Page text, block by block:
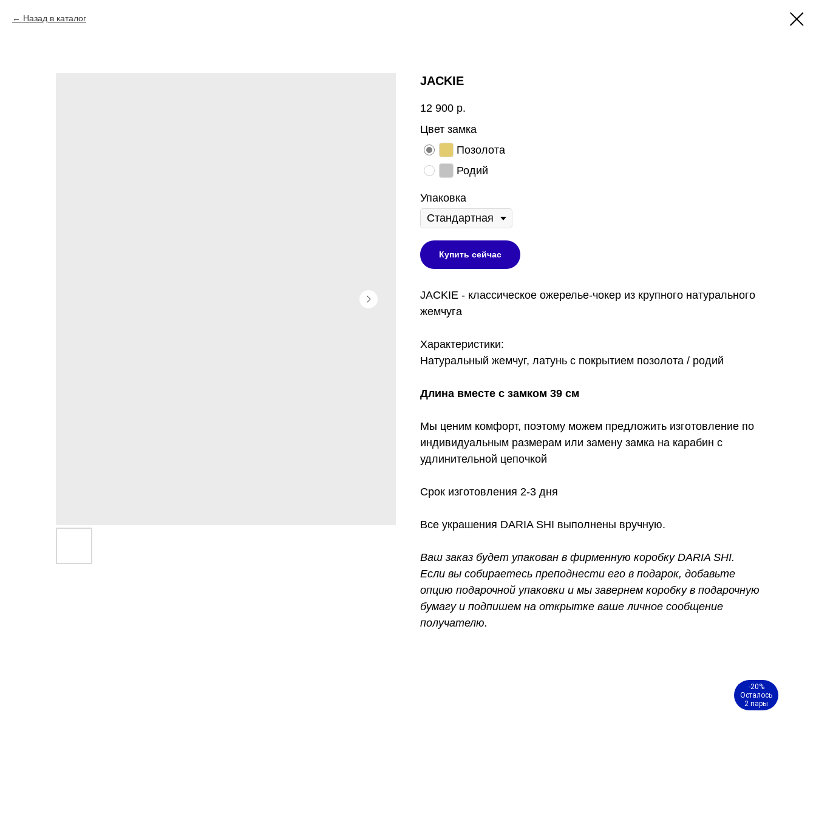
Назад в каталог
JACKIE
12 900 р.
Цвет замка
Позолота
Родий
Упаковка
Купить сейчас
JACKIE - классическое ожерелье-чокер из крупного натурального
жемчуга
Характеристики:
Натуральный жемчуг, латунь с покрытием позолота / родий
Длина вместе с замком 39 см
Мы ценим комфорт, поэтому можем предложить изготовление по
индивидуальным размерам или замену замка на карабин с
удлинительной цепочкой
Срок изготовления 2-3 дня
Все украшения DARIA SHI выполнены вручную.
Ваш заказ будет упакован в фирменную коробку DARIA SHI.
Если вы собираетесь преподнести его в подарок, добавьте
опцию подарочной упаковки и мы завернем коробку в подарочную
бумагу и подпишем на открытке ваше личное сообщение
получателю.
-20%
Осталось
2 пары